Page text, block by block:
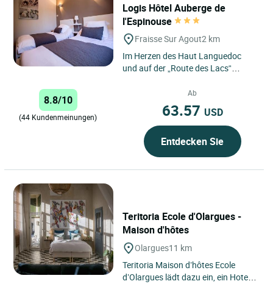
Logis Hôtel Auberge de
l'Espinouse
Fraisse Sur Agout2 km
Im Herzen des Haut Languedoc
und auf der „Route des Lacs“
l’Espinouse“ mit einer
traditionellen...
8.8/10
(44 Kundenmeinungen)
Ab
63.57 USD
Entdecken Sie
Teritoria Ecole d'Olargues -
Maison d'hôtes
Olargues11 km
Teritoria Maison d’hôtes Ecole
d’Olargues lädt dazu ein, ein Hotel